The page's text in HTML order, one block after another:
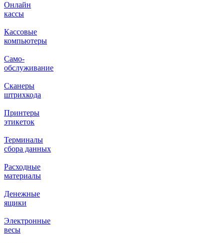
Онлайн
кассы
Кассовые
компьютеры
Само-
обслуживание
Сканеры
штрихкода
Принтеры
этикеток
Терминалы
сбора данных
Расходные
материалы
Денежные
ящики
Электронные
весы